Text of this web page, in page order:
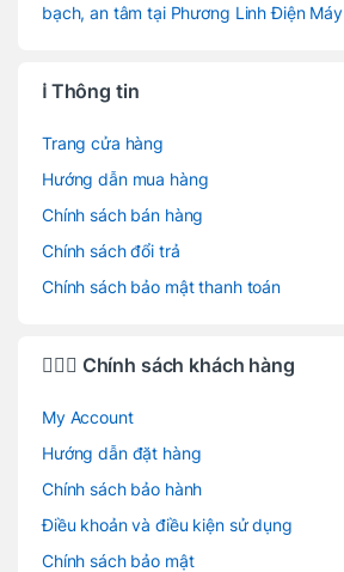
bạch, an tâm tại Phương Linh Điện Máy
ℹ️ Thông tin
Trang cửa hàng
Hướng dẫn mua hàng
Chính sách bán hàng
Chính sách đổi trả
Chính sách bảo mật thanh toán
🙋🏻‍♂️ Chính sách khách hàng
My Account
Hướng dẫn đặt hàng
Chính sách bảo hành
Điều khoản và điều kiện sử dụng
Chính sách bảo mật